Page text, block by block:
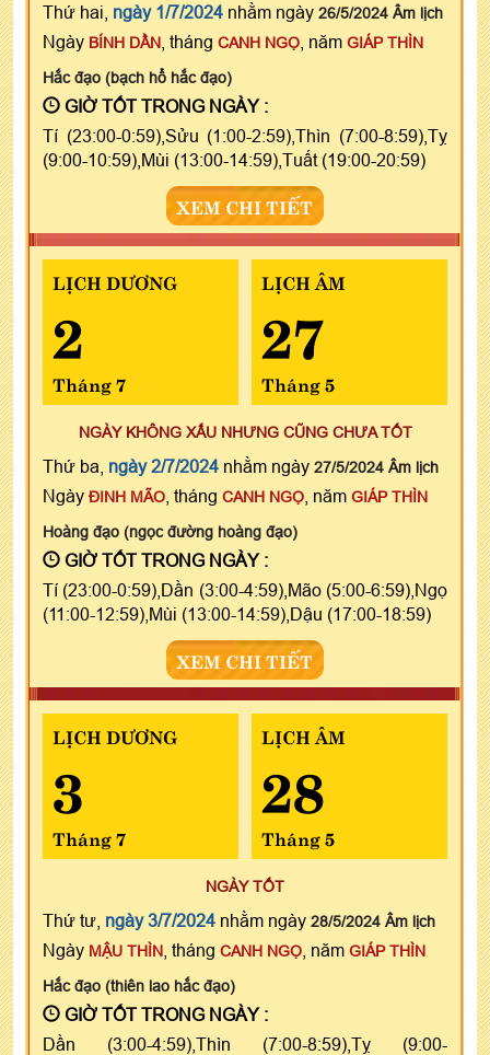
Thứ hai, ngày 1/7/2024 nhằm ngày 26/5/2024 Âm lịch
Ngày BÍNH DẦN , tháng CANH NGỌ , năm GIÁP THÌN
Hắc đạo (bạch hổ hắc đạo)
GIỜ TỐT TRONG NGÀY :
Tí (23:00-0:59),Sửu (1:00-2:59),Thìn (7:00-8:59),Tỵ
(9:00-10:59),Mùi (13:00-14:59),Tuất (19:00-20:59)
XEM CHI TIẾT
LỊCH DƯƠNG
2
Tháng 7
LỊCH ÂM
27
Tháng 5
NGÀY KHÔNG XẤU NHƯNG CŨNG CHƯA TỐT
Thứ ba, ngày 2/7/2024 nhằm ngày 27/5/2024 Âm lịch
Ngày ĐINH MÃO , tháng CANH NGỌ , năm GIÁP THÌN
Hoàng đạo (ngọc đường hoàng đạo)
GIỜ TỐT TRONG NGÀY :
Tí (23:00-0:59),Dần (3:00-4:59),Mão (5:00-6:59),Ngọ
(11:00-12:59),Mùi (13:00-14:59),Dậu (17:00-18:59)
XEM CHI TIẾT
LỊCH DƯƠNG
3
Tháng 7
LỊCH ÂM
28
Tháng 5
NGÀY TỐT
Thứ tư, ngày 3/7/2024 nhằm ngày 28/5/2024 Âm lịch
Ngày MẬU THÌN , tháng CANH NGỌ , năm GIÁP THÌN
Hắc đạo (thiên lao hắc đạo)
GIỜ TỐT TRONG NGÀY :
Dần (3:00-4:59),Thìn (7:00-8:59),Tỵ (9:00-